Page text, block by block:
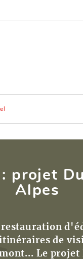
projet
Alpes
de
Le projet